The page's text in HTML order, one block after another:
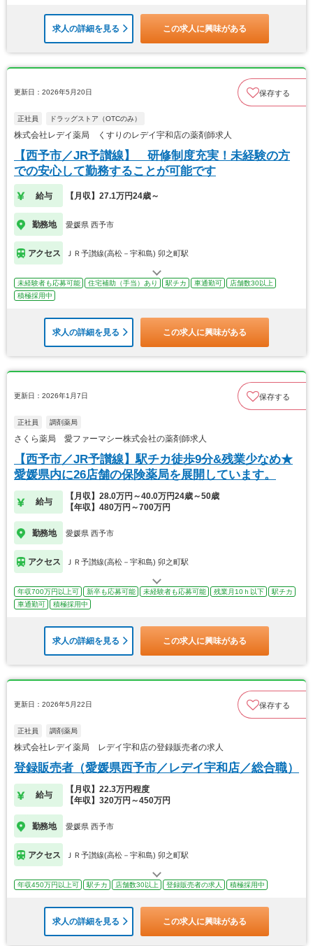
求人の詳細を見る この求人に興味がある
更新日：2026年5月20日 保存する
正社員 ドラッグストア（OTCのみ）
株式会社レデイ薬局 くすりのレデイ宇和店の薬剤師求人
【西予市／JR予讃線】 研修制度充実！未経験の方
での安心して勤務することが可能です
給与 【月収】27.1万円24歳～
勤務地 愛媛県 西予市
アクセス ＪＲ予讃線(高松－宇和島) 卯之町駅
未経験者も応募可能 住宅補助（手当）あり 駅チカ 車通勤可
店舗数30以上
積極採用中
求人の詳細を見る この求人に興味がある
更新日：2026年1月7日 保存する
正社員 調剤薬局
さくら薬局 愛ファーマシー株式会社の薬剤師求人
【西予市／JR予讃線】駅チカ徒歩9分&残業少なめ★
愛媛県内に26店舗の保険薬局を展開しています。
給与
【月収】28.0万円～40.0万円24歳～50歳
【年収】480万円～700万円
勤務地 愛媛県 西予市
アクセス ＪＲ予讃線(高松－宇和島) 卯之町駅
年収700万円以上可 新卒も応募可能 未経験者も応募可能 残業月10ｈ以下
駅チカ
車通勤可
積極採用中
求人の詳細を見る この求人に興味がある
更新日：2026年5月22日 保存する
正社員 調剤薬局
株式会社レデイ薬局 レデイ宇和店の登録販売者の求人
登録販売者（愛媛県西予市／レデイ宇和店／総合職）
給与
【月収】22.3万円程度
【年収】320万円～450万円
勤務地 愛媛県 西予市
アクセス ＪＲ予讃線(高松－宇和島) 卯之町駅
年収450万円以上可 駅チカ 店舗数30以上 登録販売者の求人 積極採用中
求人の詳細を見る この求人に興味がある